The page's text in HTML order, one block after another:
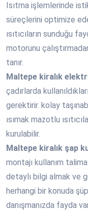
Isıtma işlemlerinde
süreçlerini optimize
ısıtıcıların sunduğu
motorunu
tanır.
Maltepe kiralık
çadırlarda
gerektirir. kolay
ısımak mazotlu
kurulabilir.
Maltepe kiralık şap
montajı kullanım
detaylı bilgi almak ve
herhangi bir konuda
danışmanızda fayda